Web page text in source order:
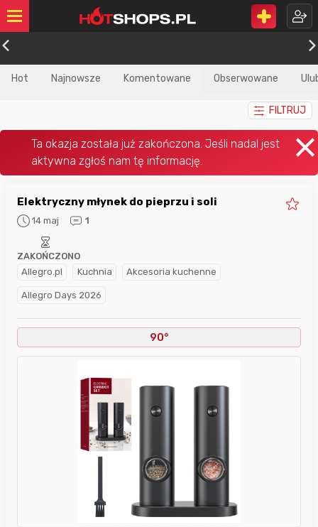
Hot Najnowsze Komentowane Obserwowane
FILTRUJ
Elektryczny młynek do pieprzu i soli
14 maj 1
Allegro.pl Kuchnia Akcesoria kuchenne
Allegro Days 2026
ZAKOŃCZONO
90°